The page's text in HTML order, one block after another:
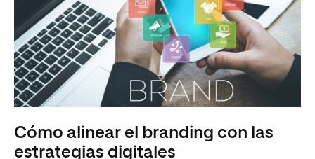
Cómo alinear el branding con las
estrategias digitales